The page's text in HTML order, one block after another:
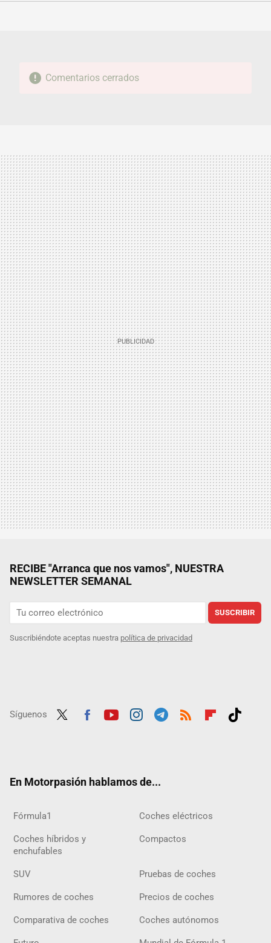
FACEBOOKTWITTERFLIPBOARD
E-
WHATSAPP
Comentarios cerrados
RECIBE "Arranca que nos vamos", NUESTRA
NEWSLETTER SEMANAL
SUSCRIBIR
Suscribiéndote aceptas nuestra política de privacidad
Síguenos
En Motorpasión hablamos de...
Fórmula1 Coches eléctricos
Coches híbridos y
enchufables
Compactos
SUV Pruebas de coches
Rumores de coches Precios de coches
Comparativa de coches Coches autónomos